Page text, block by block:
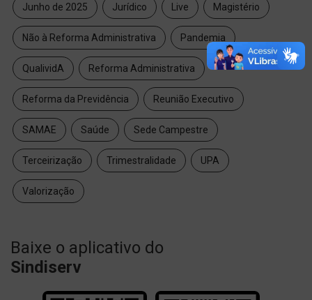
Junho de 2025 Jurídico Live Magistério
Não à Reforma Administrativa Pandemia
QualividA Reforma Administrativa
Reforma da Previdência Reunião Executivo
SAMAE Saúde Sede Campestre
Terceirização Trimestralidade UPA
Valorização
Baixe o aplicativo do
Sindiserv